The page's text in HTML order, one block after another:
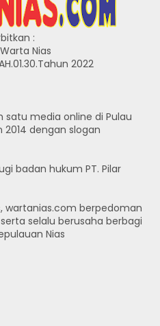
:
Nias
2022
satu media online di Pulau
2014 dengan slogan
badan hukum PT. Pilar
wartanias.com berpedoman
selalu berusaha berbagi
Nias